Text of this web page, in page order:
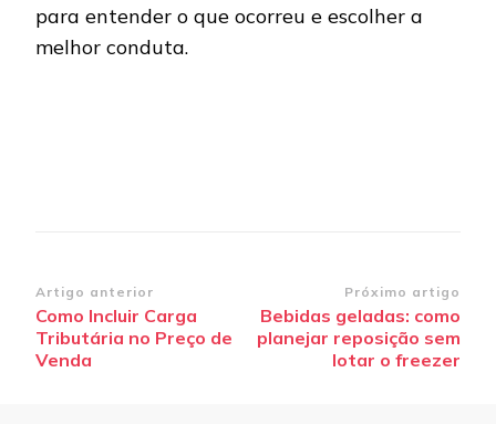
para entender o que ocorreu e escolher a
melhor conduta.
Navegação
de
post
Artigo anterior
Como Incluir Carga
Tributária no Preço de
Venda
Próximo artigo
Bebidas geladas: como
planejar reposição sem
lotar o freezer